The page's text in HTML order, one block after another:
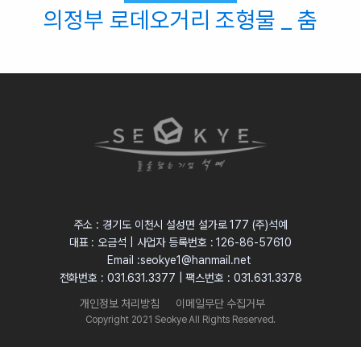
의정부 로데오거리 조형물 _ 춤
주소 : 경기도 이천시 설성면 설가로 177 (주)석예
대표 : 오금석 | 사업자 등록번호 : 126-86-57610
Email :seokye1@hanmail.net
전화번호 : 031.631.3377 | 팩스번호 : 031.631.3378
개인정보 처리방침
이메일무단 수집거부
Copyright 2021 Seokye All Rights Reserved.